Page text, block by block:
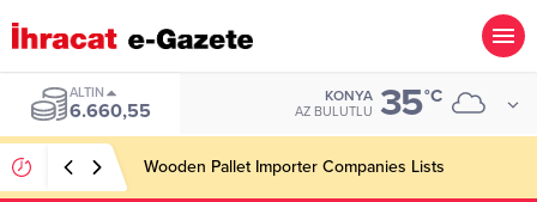
ALTIN
6.660,55
KONYA
AZ BULUTLU 35°C
Wooden Pallet Importer Companies Lists